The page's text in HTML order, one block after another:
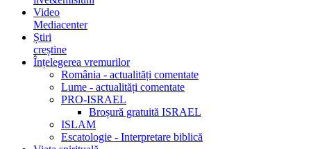
Video
Mediacenter
Știri
creștine
Înțelegerea vremurilor
România - actualități comentate
Lume - actualități comentate
PRO-ISRAEL
Broșură gratuită ISRAEL
ISLAM
Escatologie - Interpretare biblică